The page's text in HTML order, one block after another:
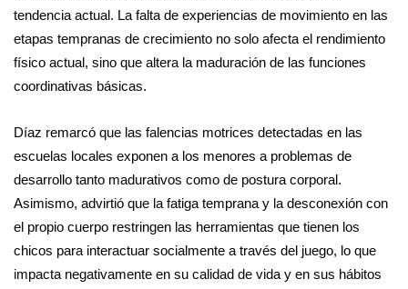
tendencia actual. La falta de experiencias de movimiento en las
etapas tempranas de crecimiento no solo afecta el rendimiento
físico actual, sino que altera la maduración de las funciones
coordinativas básicas.
Díaz remarcó que las falencias motrices detectadas en las
escuelas locales exponen a los menores a problemas de
desarrollo tanto madurativos como de postura corporal.
Asimismo, advirtió que la fatiga temprana y la desconexión con
el propio cuerpo restringen las herramientas que tienen los
chicos para interactuar socialmente a través del juego, lo que
impacta negativamente en su calidad de vida y en sus hábitos